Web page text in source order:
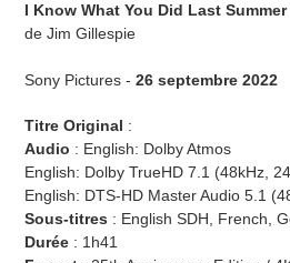
I Know What You Did Last Summer
de Jim Gillespie
Sony Pictures - 26 septembre 2022
Titre Original :
Audio : English: Dolby Atmos
English: Dolby TrueHD 7.1 (48kHz,
English: DTS-HD Master Audio 5.1
Sous-titres : English SDH, French,
Durée : 1h41